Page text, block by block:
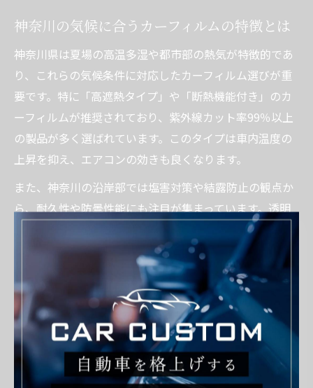
神奈川の気候に合うカーフィルムの特徴とは
神奈川県は夏場の高温多湿や都市部の熱気が特徴的であ
り、これらの気候条件に対応したカーフィルム選びが重
要です。特に「高遮熱タイプ」や「断熱機能付き」のカ
ーフィルムが推奨されており、紫外線カット率99％以上
の製品が多く選ばれています。このタイプは車内温度の
上昇を抑え、エアコンの効きも良くなります。
また、神奈川の沿岸部では塩害対策や結露防止の観点か
ら、耐久性や防曇性能にも注目が集まっています。透明
度の高いフィルムを選べば、夜間や雨天時の視界も確保
しやすくなります。実際に「カーフィルム施工 横浜」
「カーフィルム施工 川崎」など地域ごとの気候特性に合
わせたフィルム選びが、長期間の快適性維持につながり
ます。
カーフィルム施工でプライバシーも安心でき
る理由